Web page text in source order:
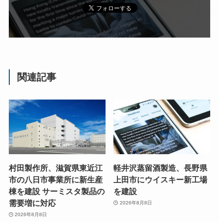
関連記事
村田製作所、滋賀県東近江
市の八日市事業所に新生産
棟を建設 サーミスタ製品の
需要増に対応
2026年8月8日
軽井沢蒸留酒製造、長野県
上田市にウイスキー新工場
を建設
2026年8月8日